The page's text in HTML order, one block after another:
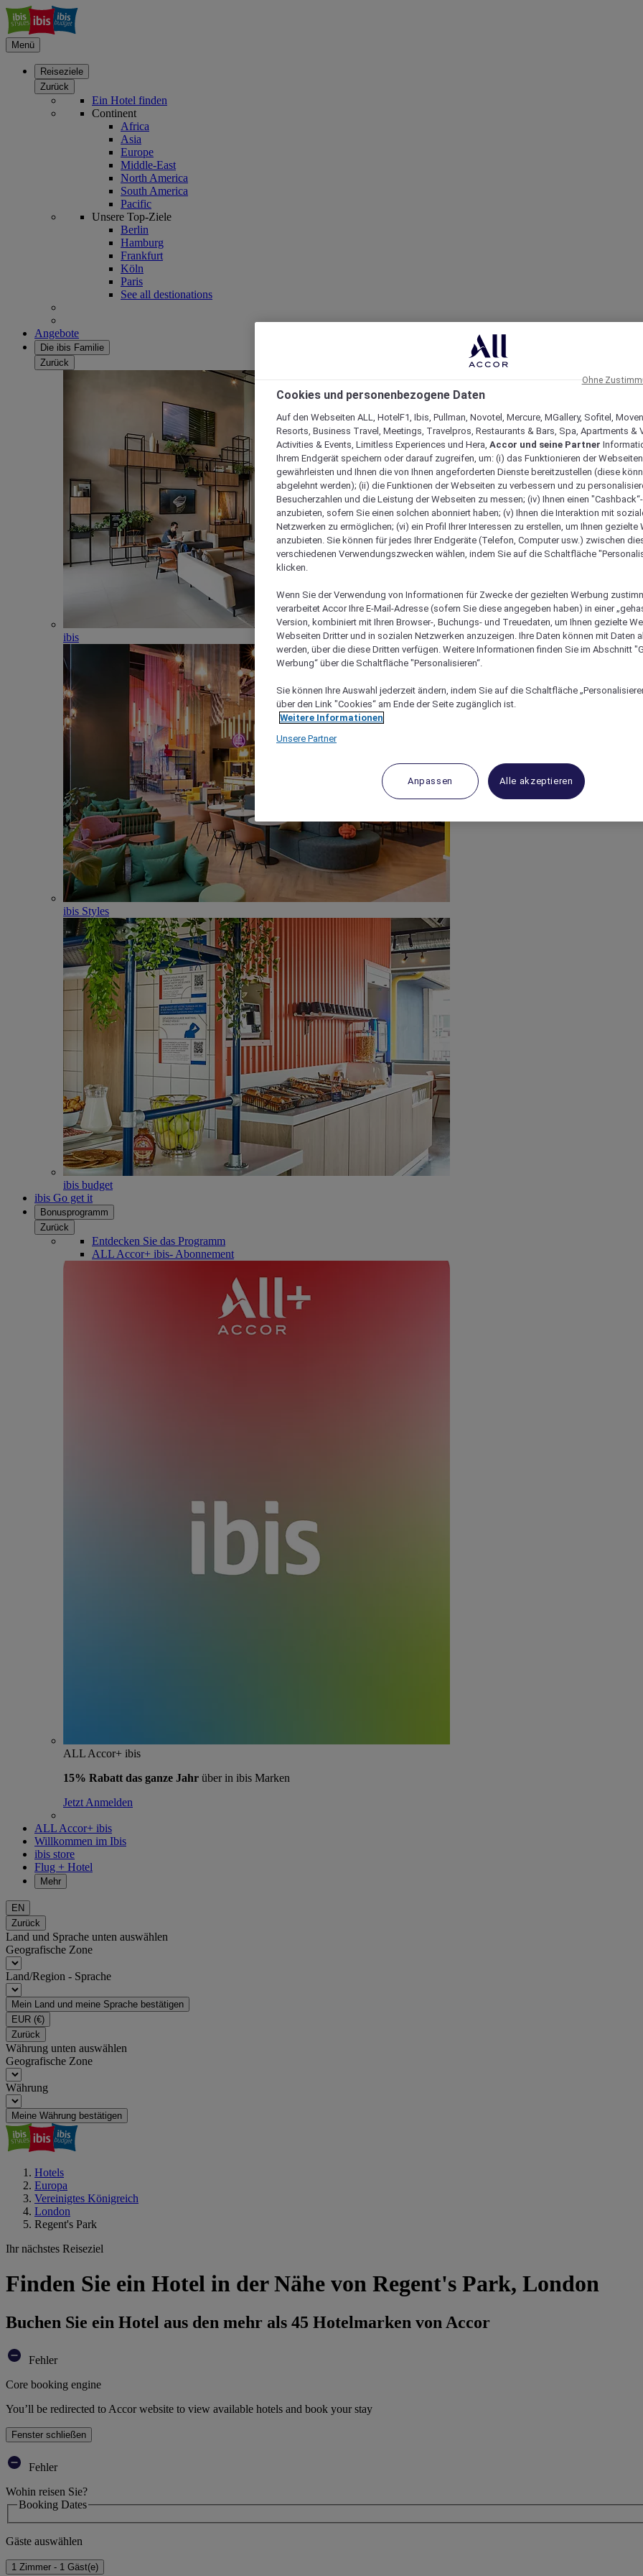
Menü
Reiseziele
Zurück
Ein Hotel finden
Continent
Africa
Asia
Europe
Middle-East
North America
South America
Pacific
Unsere Top-Ziele
Berlin
Hamburg
Frankfurt
Köln
Paris
See all destionations
Angebote
Die ibis Familie
Zurück
ibis
ibis Styles
ibis budget
ibis Go get it
Bonusprogramm
Zurück
Entdecken Sie das Programm
ALL Accor+ ibis- Abonnement
ALL Accor+ ibis
15% Rabatt das ganze Jahr über in ibis Marken
Jetzt Anmelden
ALL Accor+ ibis
Willkommen im Ibis
ibis store
Flug + Hotel
Mehr
EN
Zurück
Land und Sprache unten auswählen
Geografische Zone
Land/Region - Sprache
Mein Land und meine Sprache bestätigen
EUR (€)
Zurück
Währung unten auswählen
Geografische Zone
Währung
Meine Währung bestätigen
Hotels
Europa
Vereinigtes Königreich
London
Regent's Park
Ihr nächstes Reiseziel
Finden Sie ein Hotel in der Nähe von Regent's Park, London
Buchen Sie ein Hotel aus den mehr als 45 Hotelmarken von Accor
Fehler
Core booking engine
You’ll be redirected to Accor website to view available hotels and book your stay
Fenster schließen
Fehler
Wohin reisen Sie?
Booking Dates
Gäste auswählen
1 Zimmer - 1 Gäst(e)
Cookies und personenbezogene Daten
Auf den Webseiten ALL, HotelF1, Ibis, Pullman, Novotel, Mercure, MGallery, Sofitel,
Resorts, Business Travel, Meetings, Travelpros, Restaurants & Bars, Spa, Apartments &
Activities & Events, Limitless Experiences und Hera, Accor und seine Partner
Ihrem Endgerät speichern oder darauf zugreifen, um: (i) das Funktionieren der
gewährleisten und Ihnen die von Ihnen angeforderten Dienste bereitzustellen (diese
abgelehnt werden); (ii) die Funktionen der Webseiten zu verbessern und zu
Besucherzahlen und die Leistung der Webseiten zu messen; (iv) Ihnen einen
anzubieten, sofern Sie einen solchen abonniert haben; (v) Ihnen die Interaktion mit
Netzwerken zu ermöglichen; (vi) ein Profil Ihrer Interessen zu erstellen, um Ihnen gezielte
anzubieten. Sie können für jedes Ihrer Endgeräte (Telefon, Computer usw.) zwischen
verschiedenen Verwendungszwecken wählen, indem Sie auf die Schaltfläche
klicken.
Wenn Sie der Verwendung von Informationen für Zwecke der gezielten Werbung
verarbeitet Accor Ihre E-Mail-Adresse (sofern Sie diese angegeben haben) in einer
Version, kombiniert mit Ihren Browser-, Buchungs- und Treuedaten, um Ihnen gezielte
Webseiten Dritter und in sozialen Netzwerken anzuzeigen. Ihre Daten können mit Daten
werden, über die diese Dritten verfügen. Weitere Informationen finden Sie im Abschnitt
Werbung“ über die Schaltfläche "Personalisieren“.
Sie können Ihre Auswahl jederzeit ändern, indem Sie auf die Schaltfläche
über den Link "Cookies“ am Ende der Seite zugänglich ist.
Weitere Informationen
Unsere Partner
Anpassen Alle akzeptieren
Ohne